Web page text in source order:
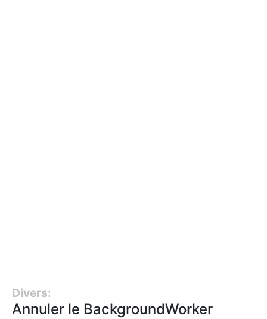
Divers:
Annuler le BackgroundWorker